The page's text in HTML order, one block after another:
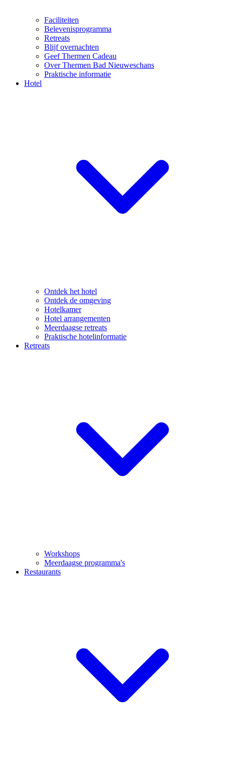
Faciliteiten
Belevenisprogramma
Retreats
Blijf overnachten
Geef Thermen Cadeau
Over Thermen Bad Nieuweschans
Praktische informatie
Hotel
Ontdek het hotel
Ontdek de omgeving
Hotelkamer
Hotel arrangementen
Meerdaagse retreats
Praktische hotelinformatie
Retreats
Workshops
Meerdaagse programma's
Restaurants